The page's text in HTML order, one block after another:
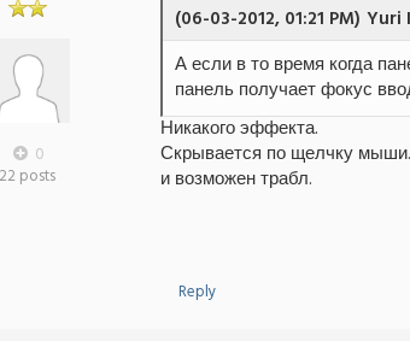
0
22 posts
(06-03-2012, 01:21 PM) Yuri
А если в то время когда
панель получает фокус
Никакого эффекта.
Скрывается по щелчку
и возможен трабл.
Reply